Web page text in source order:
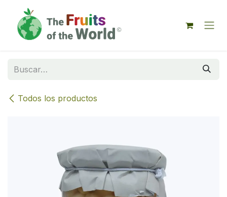
Todos los productos